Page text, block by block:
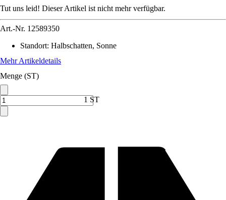
Tut uns leid! Dieser Artikel ist nicht mehr verfügbar.
Art.-Nr. 12589350
Standort: Halbschatten, Sonne
Mehr Artikeldetails
Menge (ST)
1 ST